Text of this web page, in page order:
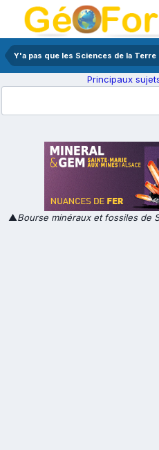
Y'a pas que les Sciences de la Terre
Principaux
▲Bourse minéraux et fossiles de